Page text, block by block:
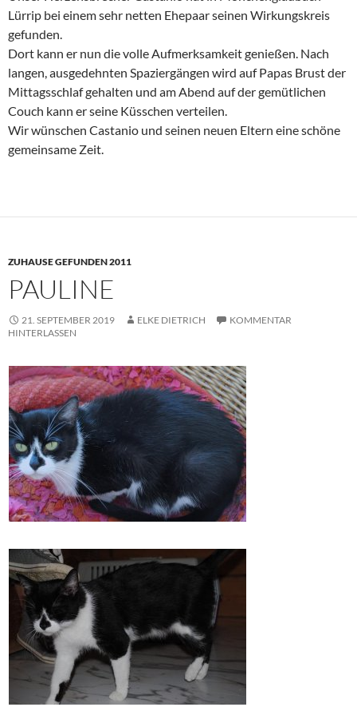
Lürrip bei einem sehr netten Ehepaar seinen Wirkungskreis
gefunden.
Dort kann er nun die volle Aufmerksamkeit genießen. Nach
langen, ausgedehnten Spaziergängen wird auf Papas Brust der
Mittagsschlaf gehalten und am Abend auf der gemütlichen
Couch kann er seine Küsschen verteilen.
Wir wünschen Castanio und seinen neuen Eltern eine schöne
gemeinsame Zeit.
ZUHAUSE GEFUNDEN 2011
PAULINE
21. SEPTEMBER 2019 ELKE DIETRICH
KOMMENTAR
HINTERLASSEN